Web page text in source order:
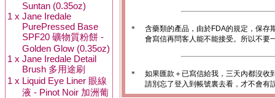
Suntan (0.35oz)
1 x Jane Iredale
PurePressed Base
SPF20 礦物質粉餅 -
Golden Glow (0.35oz)
1 x Jane Iredale Detail
Brush 多用途刷
1 x Liquid Eye Liner 眼線
液 - Pinot Noir 加洲葡
＊
含藥類的產品，由於FDA的規定，保存
會寫信再問客人能不能接受。所以不要
＊
如果匯款＋已寫信給我，三天內都沒收
請別忘了登入到帳號裏去看，才不會有